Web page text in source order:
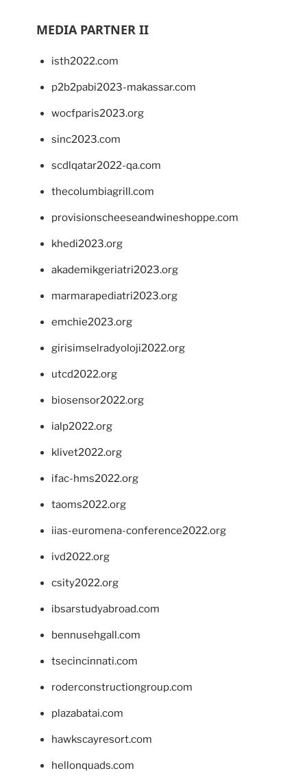
MEDIA PARTNER II
isth2022.com
p2b2pabi2023-makassar.com
wocfparis2023.org
sinc2023.com
scdlqatar2022-qa.com
thecolumbiagrill.com
provisionscheeseandwineshoppe.com
khedi2023.org
akademikgeriatri2023.org
marmarapediatri2023.org
emchie2023.org
girisimselradyoloji2022.org
utcd2022.org
biosensor2022.org
ialp2022.org
klivet2022.org
ifac-hms2022.org
taoms2022.org
iias-euromena-conference2022.org
ivd2022.org
csity2022.org
ibsarstudyabroad.com
bennusehgall.com
tsecincinnati.com
roderconstructiongroup.com
plazabatai.com
hawkscayresort.com
hellonquads.com